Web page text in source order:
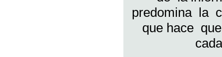
predomina la
que hace